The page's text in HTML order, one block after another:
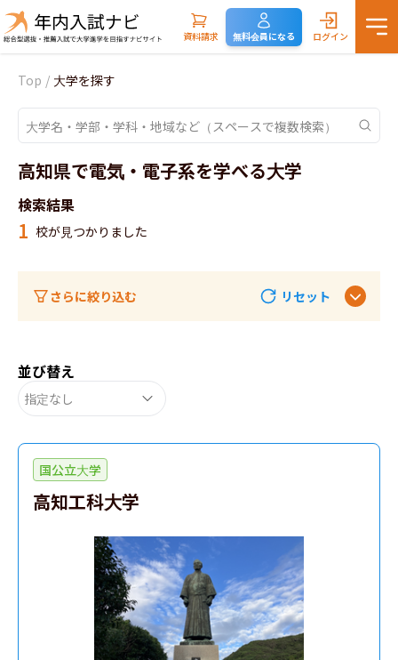
資料請求 無料会員になる ログイン
Top / 大学を探す
高知県で電気・電子系を学べる大学
検索結果
1 校が見つかりました
さらに絞り込む リセット
並び替え
指定なし
国公立大学
高知工科大学